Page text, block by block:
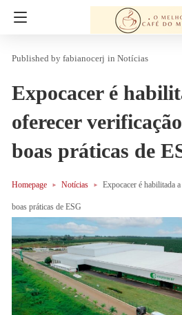
fabianocerj in Notícias
Expocacer é
oferecer
boas práticas de
Homepage Notícias Expocacer é habilitada
boas práticas de ESG